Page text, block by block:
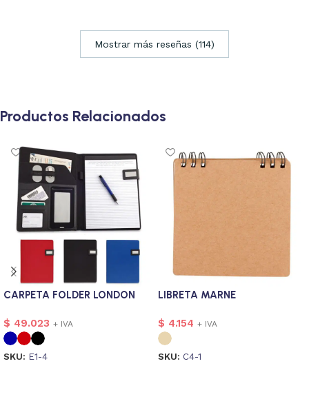
Mostrar más reseñas (114)
Productos Relacionados
CARPETA FOLDER LONDON
$ 49.023 + IVA
SKU: E1-4
LIBRETA MARNE
$ 4.154 + IVA
SKU: C4-1